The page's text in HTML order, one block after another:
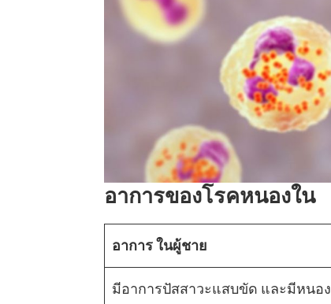
อาการของโรคหนองใน
อาการ ในผู้ชาย
มีอาการปัสสาวะแสบขัด และมีหนอง